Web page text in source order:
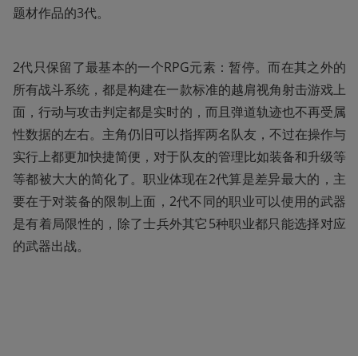
题材作品的3代。
2代只保留了最基本的一个RPG元素：暂停。而在其之外的
所有战斗系统，都是构建在一款标准的越肩视角射击游戏上
面，行动与攻击判定都是实时的，而且弹道轨迹也不再受属
性数据的左右。主角仍旧可以指挥两名队友，不过在操作与
实行上都更加快捷简便，对于队友的管理比如装备和升级等
等都被大大的简化了。职业体现在2代算是差异最大的，主
要在于对装备的限制上面，2代不同的职业可以使用的武器
是有着局限性的，除了士兵外其它5种职业都只能选择对应
的武器出战。